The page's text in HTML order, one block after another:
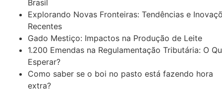
Brasil
Explorando Novas Fronteiras: Tendências e
Recentes
Gado Mestiço: Impactos na Produção de Leite
1.200 Emendas na Regulamentação Tributária: O
Esperar?
Como saber se o boi no pasto está fazendo hora
extra?